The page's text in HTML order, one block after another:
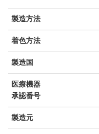
製造方法
着色方法
製造国
医療機器
承認番号
製造元